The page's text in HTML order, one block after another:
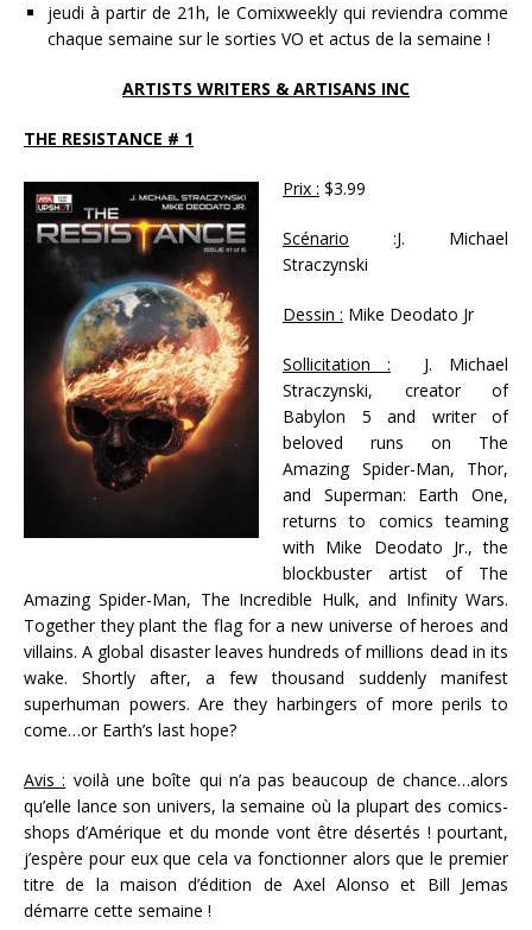
jeudi à partir de 21h, le Comixweekly qui reviendra comme
chaque semaine sur le sorties VO et actus de la semaine !
ARTISTS WRITERS & ARTISANS INC
THE RESISTANCE # 1
Prix : $3.99
Scénario :J. Michael
Straczynski
Dessin : Mike Deodato Jr
Sollicitation : J. Michael
Straczynski, creator of
Babylon 5 and writer of
beloved runs on The
Amazing Spider-Man, Thor,
and Superman: Earth One,
returns to comics teaming
with Mike Deodato Jr., the
blockbuster artist of The
Amazing Spider-Man, The Incredible Hulk, and Infinity Wars.
Together they plant the flag for a new universe of heroes and
villains. A global disaster leaves hundreds of millions dead in its
wake. Shortly after, a few thousand suddenly manifest
superhuman powers. Are they harbingers of more perils to
come…or Earth’s last hope?
Avis : voilà une boîte qui n’a pas beaucoup de chance…alors
qu’elle lance son univers, la semaine où la plupart des comics-
shops d’Amérique et du monde vont être désertés ! pourtant,
j’espère pour eux que cela va fonctionner alors que le premier
titre de la maison d’édition de Axel Alonso et Bill Jemas
démarre cette semaine !